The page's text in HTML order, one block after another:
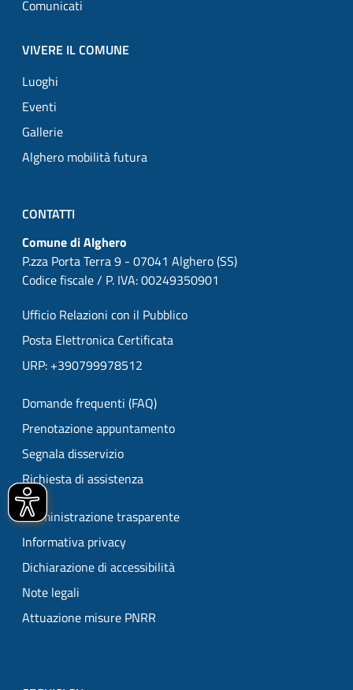
Comunicati
VIVERE IL COMUNE
Luoghi
Eventi
Gallerie
Alghero mobilità futura
CONTATTI
Comune di Alghero
P.zza Porta Terra 9 - 07041 Alghero (SS)
Codice fiscale / P. IVA: 00249350901
Ufficio Relazioni con il Pubblico
Posta Elettronica Certificata
URP: +390799978512
Domande frequenti (FAQ)
Prenotazione appuntamento
Segnala disservizio
Richiesta di assistenza
Amministrazione trasparente
Informativa privacy
Dichiarazione di accessibilità
Note legali
Attuazione misure PNRR